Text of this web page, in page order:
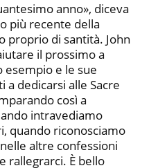
anno», diceva
più recente della
proprio di santità. John
il prossimo a
esempio e le sue
dedicarsi alle Sacre
così a
intravediamo
quando riconosciamo
altre confessioni
rallegrarci. È bello